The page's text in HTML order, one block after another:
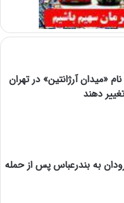
«میدان آرژانتین» در تهران
دهند
به بندرعباس پس از حمله